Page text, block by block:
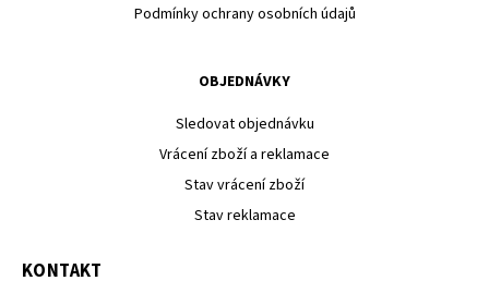
Podmínky ochrany osobních údajů
OBJEDNÁVKY
Sledovat objednávku
Vrácení zboží a reklamace
Stav vrácení zboží
Stav reklamace
KONTAKT